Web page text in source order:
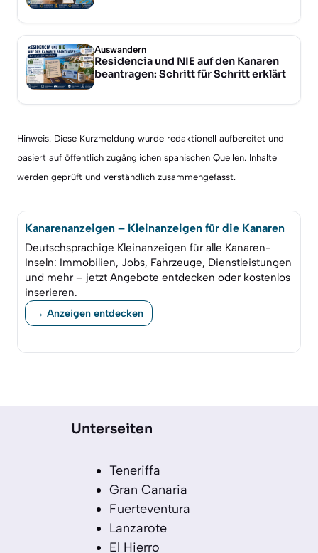
Auswandern
Residencia und NIE auf den Kanaren
beantragen: Schritt für Schritt erklärt
Hinweis: Diese Kurzmeldung wurde redaktionell aufbereitet und
basiert auf öffentlich zugänglichen spanischen Quellen. Inhalte
werden geprüft und verständlich zusammengefasst.
Kanarenanzeigen – Kleinanzeigen für die Kanaren
Deutschsprachige Kleinanzeigen für alle Kanaren-
Inseln: Immobilien, Jobs, Fahrzeuge, Dienstleistungen
und mehr – jetzt Angebote entdecken oder kostenlos
inserieren.
→ Anzeigen entdecken
Unterseiten
Teneriffa
Gran Canaria
Fuerteventura
Lanzarote
El Hierro